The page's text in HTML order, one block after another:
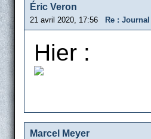
Éric Veron
21 avril 2020, 17:56 Re : Journal
Hier :
Marcel Meyer